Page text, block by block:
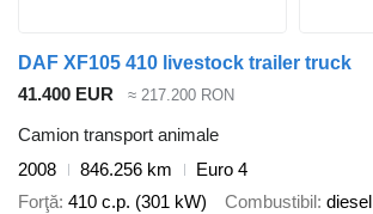
DAF XF105 410 livestock trailer truck
41.400 EUR
≈ 217.200 RON
Camion transport animale
2008
846.256 km
Euro 4
Forţă 410 c.p. (301 kW) Combustibil diesel